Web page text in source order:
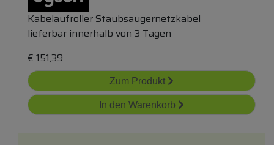
Kabelaufroller Staubsaugernetzkabel
lieferbar innerhalb von 3 Tagen
€ 151,39
Zum Produkt
In den Warenkorb